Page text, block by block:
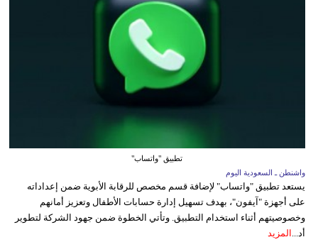
تطبيق "واتساب"
واشنطن ـ السعودية اليوم
يستعد تطبيق "واتساب" لإضافة قسم مخصص للرقابة الأبوية ضمن إعداداته
على أجهزة "آيفون"، بهدف تسهيل إدارة حسابات الأطفال وتعزيز أمانهم
وخصوصيتهم أثناء استخدام التطبيق. وتأتي الخطوة ضمن جهود الشركة لتطوير
أد... المزيد